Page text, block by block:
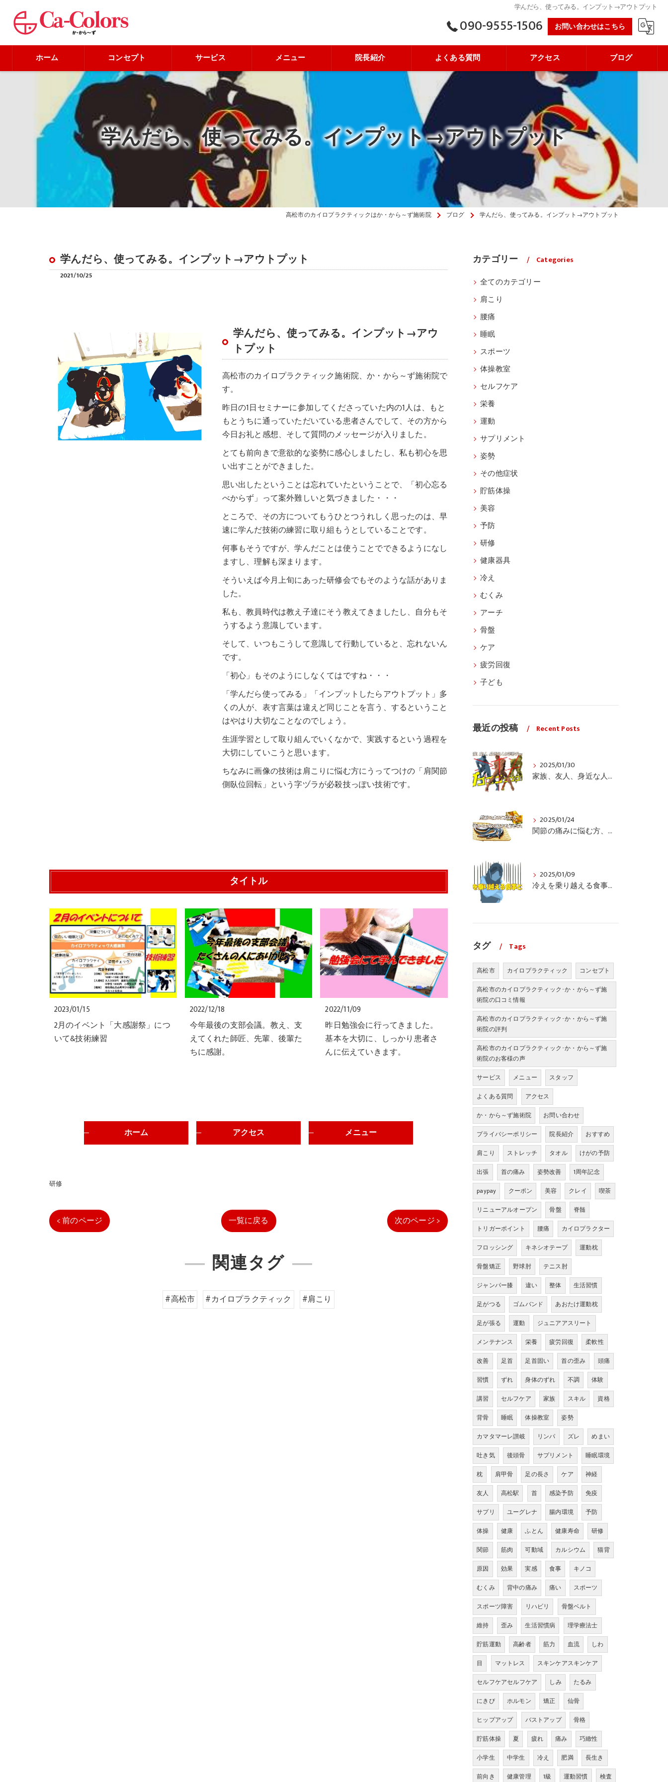
学んだら、使ってみる。インプット→アウトプット
090-9555-1506 お問い合わせはこちら
ホーム コンセプト サービス メニュー 院長紹介 よくある質問 アクセス ブログ
学んだら、使ってみる。インプット→アウトプット
高松市のカイロプラクティックはか・から～ず施術院 ブログ 学んだら、使ってみる。インプット→アウトプット
学んだら、使ってみる。インプット→アウトプット
2021/10/25
学んだら、使ってみる。インプット→アウ
トプット
高松市のカイロプラクティック施術院、か・から～ず施術院で
す。
昨日の1日セミナーに参加してくださっていた内の1人は、もと
もとうちに通っていただいている患者さんでして、その方から
今日お礼と感想、そして質問のメッセージが入りました。
とても前向きで意欲的な姿勢に感心しましたし、私も初心を思
い出すことができました。
思い出したということは忘れていたということで、「初心忘る
べからず」って案外難しいと気づきました・・・
ところで、その方についてもうひとつうれしく思ったのは、早
速に学んだ技術の練習に取り組もうとしていることです。
何事もそうですが、学んだことは使うことでできるようになし
ますし、理解も深まります。
そういえば今月上旬にあった研修会でもそのような話がありま
した。
私も、教員時代は教え子達にそう教えてきましたし、自分もそ
うするよう意識しています。
そして、いつもこうして意識して行動していると、忘れないん
です。
「初心」もそのようにしなくてはですね・・・
「学んだら使ってみる」「インプットしたらアウトプット」多
くの人が、表す言葉は違えど同じことを言う、するということ
はやはり大切なことなのでしょう。
生涯学習として取り組んでいくなかで、実践するという過程を
大切にしていこうと思います。
ちなみに画像の技術は肩こりに悩む方にうってつけの「肩関節
側臥位回転」という字ヅラが必殺技っぽい技術です。
タイトル
2023/01/15
2月のイベント「大感謝祭」につ
いて&技術練習
2022/12/18
今年最後の支部会議。教え、支
えてくれた師匠、先輩、後輩た
ちに感謝。
2022/11/09
昨日勉強会に行ってきました。
基本を大切に、しっかり患者さ
んに伝えていきます。
ホーム アクセス メニュー
研修
< 前のページ 一覧に戻る 次のページ >
関連タグ
#高松市 #カイロプラクティック #肩こり
カテゴリー Categories
全てのカテゴリー
肩こり
腰痛
睡眠
スポーツ
体操教室
セルフケア
栄養
運動
サプリメント
姿勢
その他症状
貯筋体操
美容
予防
研修
健康器具
冷え
むくみ
アーチ
骨盤
ケア
疲労回復
子ども
最近の投稿 Recent Posts
2025/01/30
家族、友人、身近な人の姿勢をちょっと見てみませんか？
2025/01/24
関節の痛みに悩む方、栄養面からの取り組みも重要ですよ！
2025/01/09
冷えを乗り越える食事と運動
タグ Tags
高松市 カイロプラクティック
コンセプト
高松市のカイロプラクティック･か・から～ず施
術院の口コミ情報
高松市のカイロプラクティック･か・から～ず施
術院の評判
高松市のカイロプラクティック･か・から～ず施
術院のお客様の声
サービス
メニュー
スタッフ
よくある質問
アクセス
か・から～ず施術院
お問い合わせ
プライバシーポリシー
院長紹介
おすすめ
肩こり
ストレッチ タオル
けがの予防
出張
首の痛み 姿勢改善
1周年記念
paypay
クーポン 美容 クレイ
喫茶
リニューアルオープン
骨盤
脊髄
トリガーポイント
腰痛
カイロプラクター
フロッシング
キネシオテープ
運動枕
骨盤矯正
野球肘
テニス肘
ジャンパー膝
違い 整体
生活習慣
足がつる
ゴムバンド
あおたけ運動枕
足が張る
運動
ジュニアアスリート
メンテナンス
栄養 疲労回復
柔軟性
改善
足首 足首固い 首の歪み
頭痛
習慣
ずれ 身体のずれ 不調
体験
講習
セルフケア 家族 スキル
資格
背骨
睡眠 体操教室
姿勢
カマタマーレ讃岐
リンパ ズレ
めまい
吐き気
後頭骨 サプリメント
睡眠環境
枕
肩甲骨 足の長さ ケア
神経
友人
高松駅 首 感染予防
免疫
サプリ
ユーグレナ 腸内環境
予防
体操
健康 ふとん 健康寿命
研修
関節
筋肉 可動域 カルシウム
猫背
原因
効果 実感 食事
キノコ
むくみ
背中の痛み 痛い
スポーツ
スポーツ障害
リハビリ
骨盤ベルト
維持
歪み 生活習慣病
理学療法士
貯筋運動
高齢者 筋力 血流
しわ
目
マットレス
スキンケアスキンケア
セルフケアセルフケア
しみ
たるみ
にきび
ホルモン 矯正
仙骨
ヒップアップ
バストアップ
骨格
貯筋体操
夏 疲れ 痛み
巧緻性
小学生
中学生 冷え 肥満
長生き
前向き
健康管理 1級 運動習慣 検査